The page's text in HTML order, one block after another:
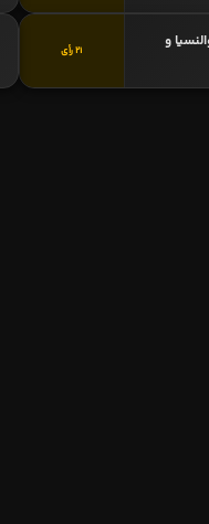
و
21 رأی